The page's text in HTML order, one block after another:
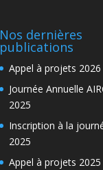
Nos dernières
publications
Appel à projets 2026
Journée Annuelle
2025
Inscription à la
2025
Appel à projets 2025